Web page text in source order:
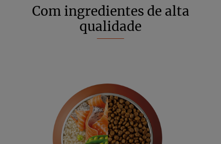
Com ingredientes de alta
qualidade